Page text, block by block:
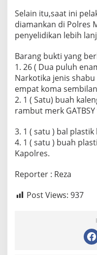
Selain itu,saat ini
diamankan di Polres
penyelidikan lebih
Barang bukti yang
1. 26 ( Dua puluh
Narkotika jenis
empat koma
2. 1 ( Satu) buah
rambut merk
3. 1 ( satu ) bal
4. 1 ( satu ) buah
Kapolres.
Reporter : Reza
Post Views: 937